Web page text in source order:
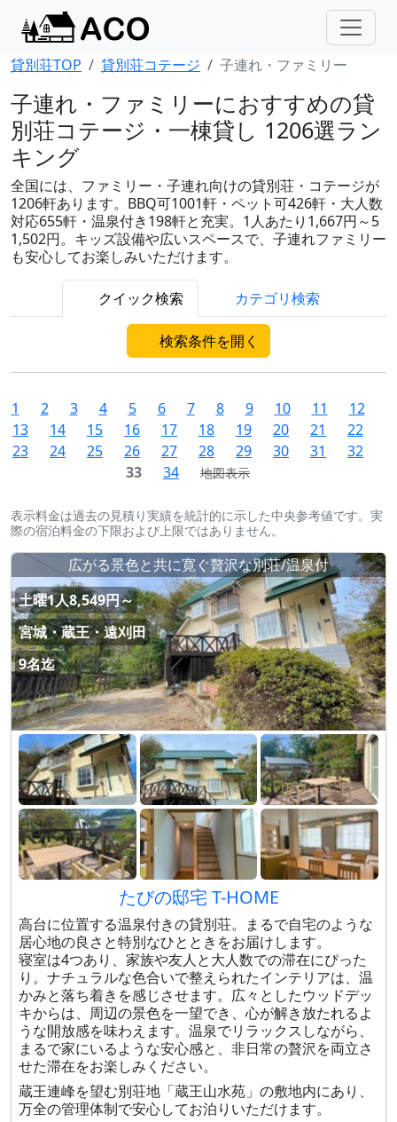
貸別荘TOP 貸別荘コテージ 子連れ・ファミリー
子連れ・ファミリーにおすすめの貸
別荘コテージ・一棟貸し 1206選ラン
キング
全国には、ファミリー・子連れ向けの貸別荘・コテージが
1206軒あります。BBQ可1001軒・ペット可426軒・大人数
対応655軒・温泉付き198軒と充実。1人あたり1,667円～5
1,502円。キッズ設備や広いスペースで、子連れファミリー
も安心してお楽しみいただけます。
クイック検索 カテゴリ検索
検索条件を開く
1 2 3 4 5 6 7 8 9 10 11
12
13
14 15 16 17 18 19 20 21
22
23
24 25 26 27 28 29 30 31
32
33
34 地図表示
表示料金は過去の見積り実績を統計的に示した中央参考値です。実
際の宿泊料金の下限および上限ではありません。
広がる景色と共に寛ぐ贅沢な別荘/温泉付
土曜1人8,549円～
宮城・蔵王・遠刈田
9名迄
たびの邸宅 T-HOME
高台に位置する温泉付きの貸別荘。まるで自宅のような
居心地の良さと特別なひとときをお届けします。
寝室は4つあり、家族や友人と大人数での滞在にぴった
り。ナチュラルな色合いで整えられたインテリアは、温
かみと落ち着きを感じさせます。広々としたウッドデッ
キからは、周辺の景色を一望でき、心が解き放たれるよ
うな開放感を味わえます。温泉でリラックスしながら、
まるで家にいるような安心感と、非日常の贅沢を両立さ
せた滞在をお楽しみください。
蔵王連峰を望む別荘地「蔵王山水苑」の敷地内にあり、
万全の管理体制で安心してお泊りいただけます。